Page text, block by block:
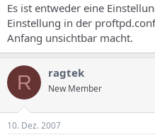
Es ist entweder eine
Einstellung in der
Anfang unsichtbar macht.
R ragtek
New Member
10. Dez. 2007